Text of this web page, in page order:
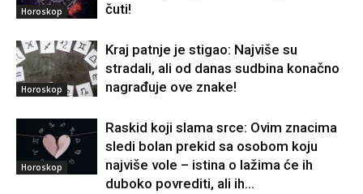
Horoskop
čuti!
Horoskop
Kraj patnje je stigao: Najviše su
stradali, ali od danas sudbina konačno
nagrađuje ove znake!
Horoskop
Raskid koji slama srce: Ovim znacima
sledi bolan prekid sa osobom koju
najviše vole – istina o lažima će ih
duboko povrediti, ali ih...